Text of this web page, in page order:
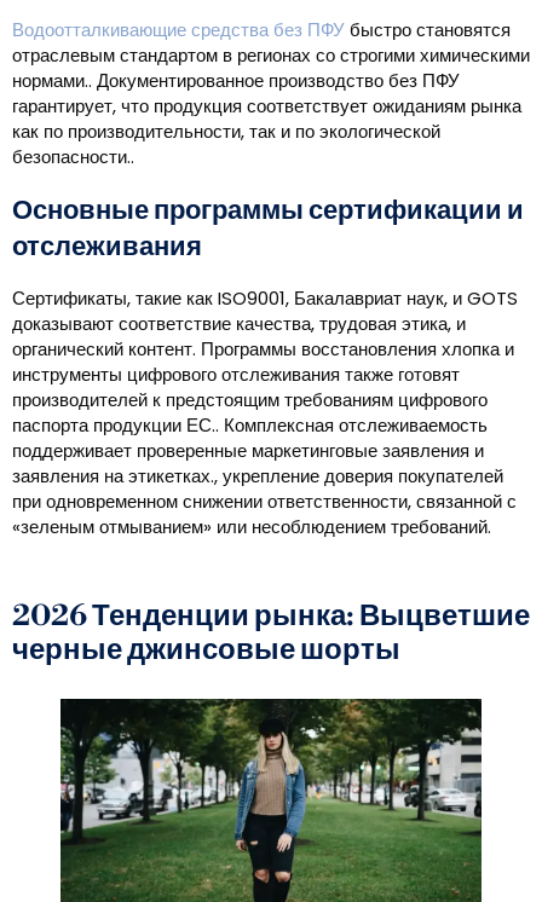
Водоотталкивающие средства без ПФУбыстро становятся
отраслевым стандартом в регионах со строгими химическими
нормами.. Документированное производство без ПФУ
гарантирует, что продукция соответствует ожиданиям рынка
как по производительности, так и по экологической
безопасности..
Основные программы сертификации и
отслеживания
Сертификаты, такие как ISO9001, Бакалавриат наук, и GOTS
доказывают соответствие качества, трудовая этика, и
органический контент. Программы восстановления хлопка и
инструменты цифрового отслеживания также готовят
производителей к предстоящим требованиям цифрового
паспорта продукции ЕС.. Комплексная отслеживаемость
поддерживает проверенные маркетинговые заявления и
заявления на этикетках., укрепление доверия покупателей
при одновременном снижении ответственности, связанной с
«зеленым отмыванием» или несоблюдением требований.
2026 Тенденции рынка: Выцветшие
черные джинсовые шорты